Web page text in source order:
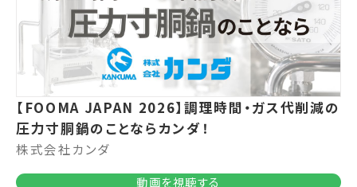
【FOOMA JAPAN 2026】調理時間・ガス代削減の
圧力寸胴鍋のことならカンダ！
株式会社カンダ
動画を視聴する